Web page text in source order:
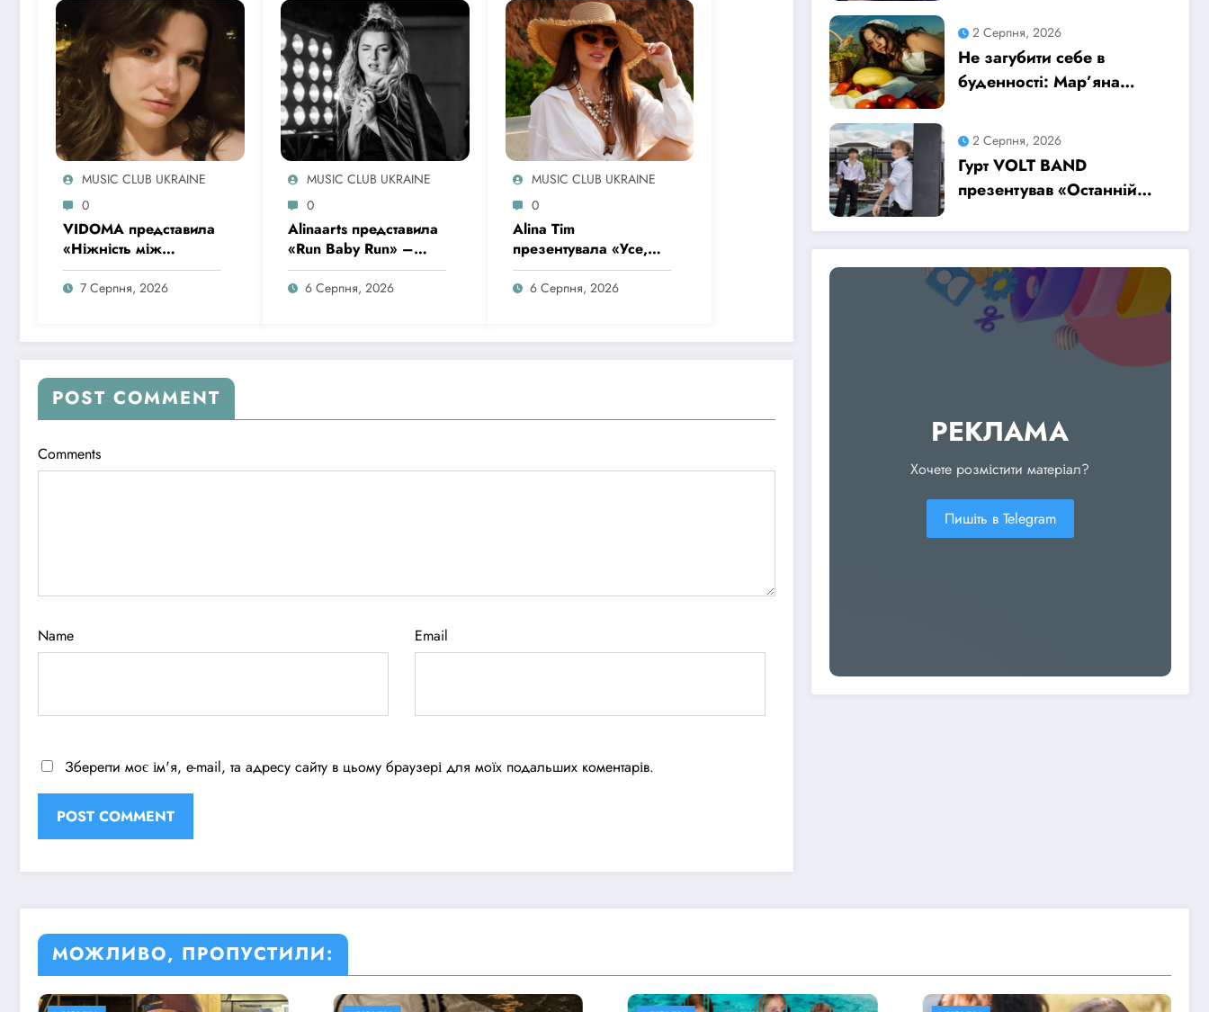
MUSIC CLUB UKRAINE
0
VIDOMA представила
«Ніжність між
рядками» – пісню
про почуття, які
7 Серпня, 2026
MUSIC CLUB UKRAINE
0
Alinaarts представила
«Run Baby Run» –
музичну підтримку
для тих, хто
6 Серпня, 2026
MUSIC CLUB UKRAINE
0
Alina Tim
презентувала «Усе,
що в мене є» – пісню
про любов без драм,
6 Серпня, 2026
POST COMMENT
Comments
Name Email
Зберегти моє ім'я, e-mail, та адресу сайту в цьому браузері для моїх подальших коментарів.
втому та пошук виходу
2 Серпня, 2026
Не загубити себе в
буденності: Мар’яна
танцювальний сингл «Хіба
ти та»
2 Серпня, 2026
Гурт VOLT BAND
презентував «Останній
про кохання та
найдорожчі спогади
РЕКЛАМА
Хочете розмістити матеріал?
Пишіть в Telegram
МОЖЛИВО, ПРОПУСТИЛИ: